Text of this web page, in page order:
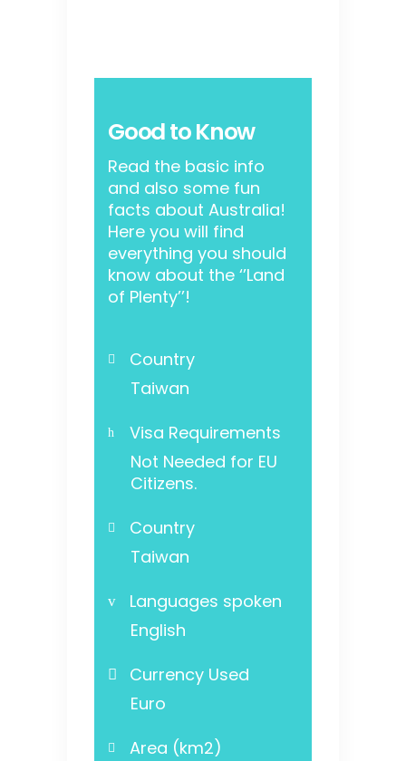
Good to Know
Read the basic info
and also some fun
facts about Australia!
Here you will find
everything you should
know about the ‘’Land
of Plenty’’!
Country
Taiwan
Visa Requirements
Not Needed for EU
Citizens.
Country
Taiwan
Languages spoken
English
Currency Used
Euro
Area (km2)